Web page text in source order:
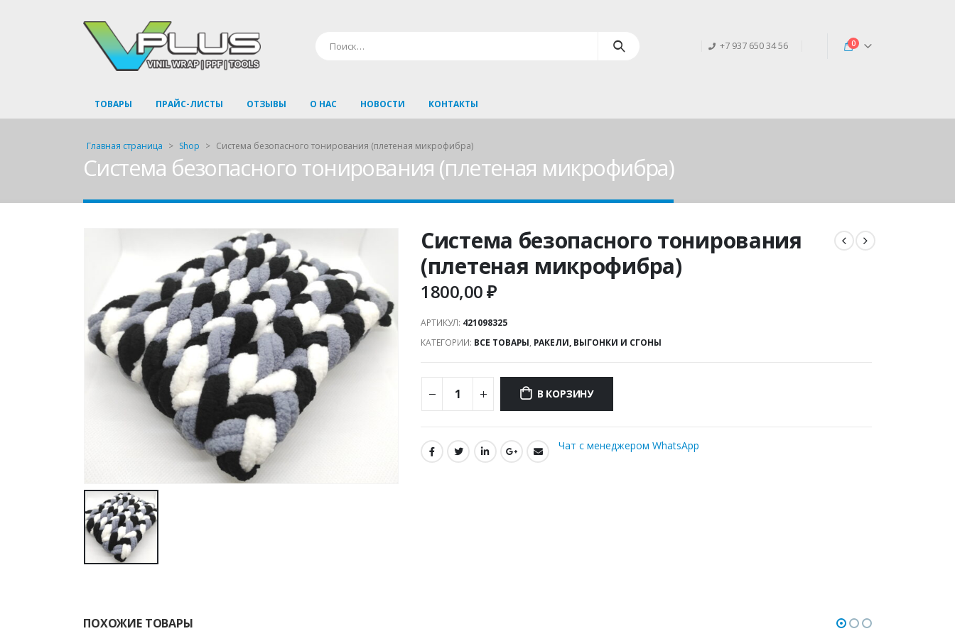
+7 937 650 34 56 0
ТОВАРЫ ПРАЙС-ЛИСТЫ ОТЗЫВЫ О НАС НОВОСТИ КОНТАКТЫ
Главная страница > Shop > Система безопасного тонирования (плетеная микрофибра)
Система безопасного тонирования (плетеная микрофибра)
Система безопасного тонирования
(плетеная микрофибра)
1800,00₽
АРТИКУЛ: 421098325
КАТЕГОРИИ: ВСЕ ТОВАРЫ, РАКЕЛИ, ВЫГОНКИ И СГОНЫ
В КОРЗИНУ
Чат с менеджером WhatsApp
ПОХОЖИЕ ТОВАРЫ